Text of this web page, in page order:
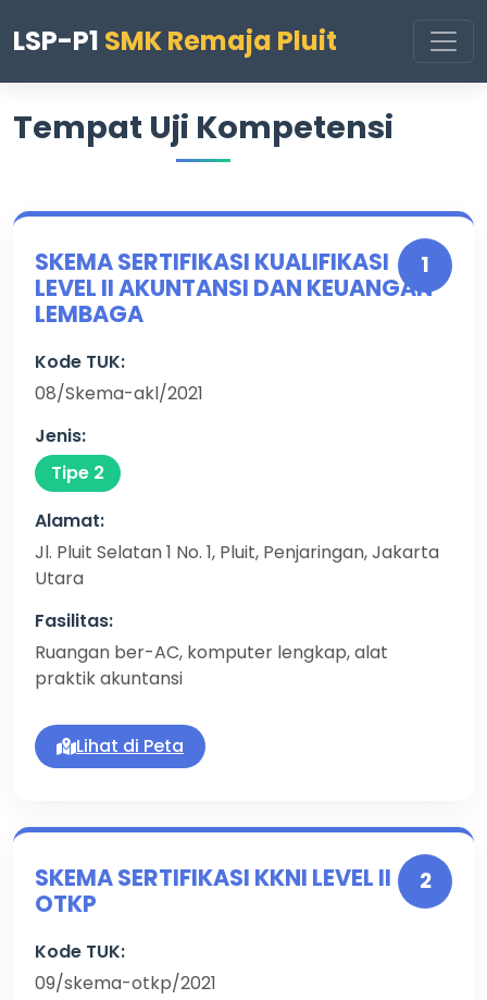
LSP-P1 SMK Remaja Pluit
Tempat Uji Kompetensi
1
SKEMA SERTIFIKASI KUALIFIKASI
LEVEL II AKUNTANSI DAN KEUANGAN
LEMBAGA
Kode TUK:
08/Skema-akl/2021
Jenis:
Tipe 2
Alamat:
Jl. Pluit Selatan 1 No. 1, Pluit, Penjaringan, Jakarta
Utara
Fasilitas:
Ruangan ber-AC, komputer lengkap, alat
praktik akuntansi
Lihat di Peta
2
SKEMA SERTIFIKASI KKNI LEVEL II
OTKP
Kode TUK:
09/skema-otkp/2021